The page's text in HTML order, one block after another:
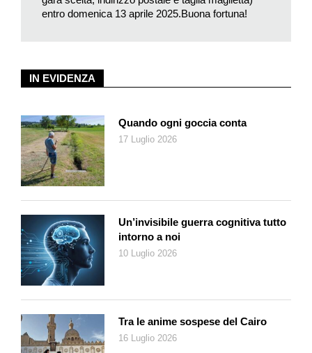
Quest’anno il Comitato ha pensato di proporre anche una
tutti di scoprire uno degli sport più in voga del momento e per
divertirsi.
Inoltre, sabato sera, il capannone a Dongio ospiterà una
grande festa organizzata dal gruppo ricreativo del Corpo
Pompieri Acquarossa: un’occasione perfetta per scaldare i
motori e godersi una serata di allegria in compagnia.
IN EVIDENZA
Quando ogni goccia conta
17 Luglio 2026
Un’invisibile guerra cognitiva tutto
intorno a noi
10 Luglio 2026
Tra le anime sospese del Cairo
16 Luglio 2026
entro domenica 13 aprile 2025.Buona fortuna!